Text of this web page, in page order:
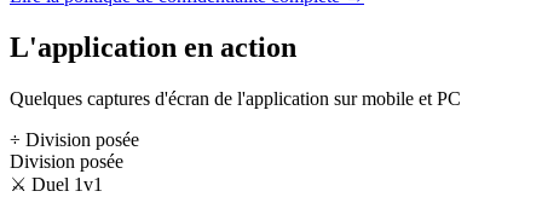
L'application en action
Quelques captures d'écran de l'application sur mobile et PC
÷ Division posée
Division posée
⚔️ Duel 1v1